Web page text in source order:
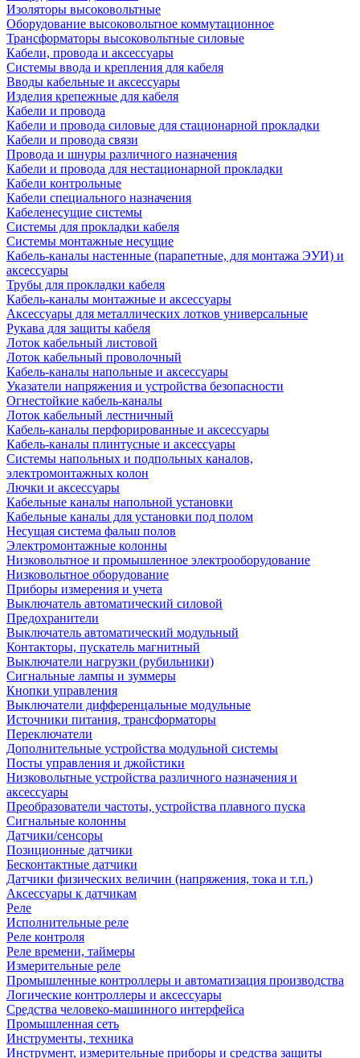
Изоляторы высоковольтные
Оборудование высоковольтное коммутационное
Трансформаторы высоковольтные силовые
Кабели, провода и аксессуары
Системы ввода и крепления для кабеля
Вводы кабельные и аксессуары
Изделия крепежные для кабеля
Кабели и провода
Кабели и провода силовые для стационарной прокладки
Кабели и провода связи
Провода и шнуры различного назначения
Кабели и провода для нестационарной прокладки
Кабели контрольные
Кабели специального назначения
Кабеленесущие системы
Системы для прокладки кабеля
Системы монтажные несущие
Кабель-каналы настенные (парапетные, для монтажа ЭУИ) и
аксессуары
Трубы для прокладки кабеля
Кабель-каналы монтажные и аксессуары
Аксессуары для металлических лотков универсальные
Рукава для защиты кабеля
Лоток кабельный листовой
Лоток кабельный проволочный
Кабель-каналы напольные и аксессуары
Указатели напряжения и устройства безопасности
Огнестойкие кабель-каналы
Лоток кабельный лестничный
Кабель-каналы перфорированные и аксессуары
Кабель-каналы плинтусные и аксессуары
Системы напольных и подпольных каналов,
электромонтажных колон
Лючки и аксессуары
Кабельные каналы напольной установки
Кабельные каналы для установки под полом
Несущая система фальш полов
Электромонтажные колонны
Низковольтное и промышленное электрооборудование
Низковольтное оборудование
Приборы измерения и учета
Выключатель автоматический силовой
Предохранители
Выключатель автоматический модульный
Контакторы, пускатель магнитный
Выключатели нагрузки (рубильники)
Сигнальные лампы и зуммеры
Кнопки управления
Выключатели дифференцальные модульные
Источники питания, трансформаторы
Переключатели
Дополнительные устройства модульной системы
Посты управления и джойстики
Низковольтные устройства различного назначения и
аксессуары
Преобразователи частоты, устройства плавного пуска
Сигнальные колонны
Датчики/сенсоры
Позиционные датчики
Бесконтактные датчики
Датчики физических величин (напряжения, тока и т.п.)
Аксессуары к датчикам
Реле
Исполнительные реле
Реле контроля
Реле времени, таймеры
Измерительные реле
Промышленные контроллеры и автоматизация производства
Логические контроллеры и аксессуары
Средства человеко-машинного интерфейса
Промышленная сеть
Инструменты, техника
Инструмент, измерительные приборы и средства защиты